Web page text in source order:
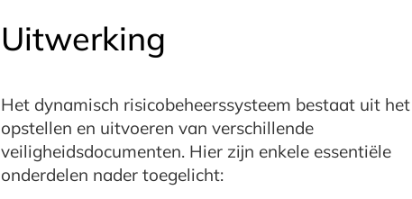
Uitwerking
Het dynamisch risicobeheerssysteem bestaat uit het
opstellen en uitvoeren van verschillende
veiligheidsdocumenten. Hier zijn enkele essentiële
onderdelen nader toegelicht: